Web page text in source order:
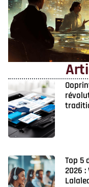
Top 5
2026 :